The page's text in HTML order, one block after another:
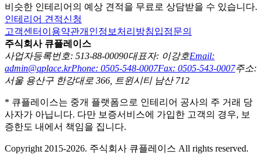
비슷한 인테리어의 예상 견적을 무료로 상담받을 수 있습니다.
인테리어 견적신청
고객센터 이용약관개인정보처리방침입점문의
주식회사 큐플레이스
사업자등록번호: 513-88-00090대표자: 이강호Email:
admin@qplace.krPhone: 0505-548-0007Fax: 0505-543-0007주소:
서울 용산구 한강대로 366, 트윈시티 남산 712
* 큐플레이스는 중개 플랫폼으로 인테리어 공사의 주 거래 당
사자가 아닙니다. 다만 보증서비스에 가입한 고객의 경우, 보
증한도 내에서 책임을 집니다.
Copyright 2015-2026. 주식회사 큐플레이스 All rights reserved.